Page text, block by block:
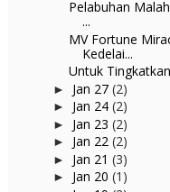
Pelabuhan
...
MV Fortune
Kedelai...
Untuk
► Jan 27 (2)
► Jan 24 (2)
► Jan 23 (2)
► Jan 22 (2)
► Jan 21 (3)
► Jan 20 (1)